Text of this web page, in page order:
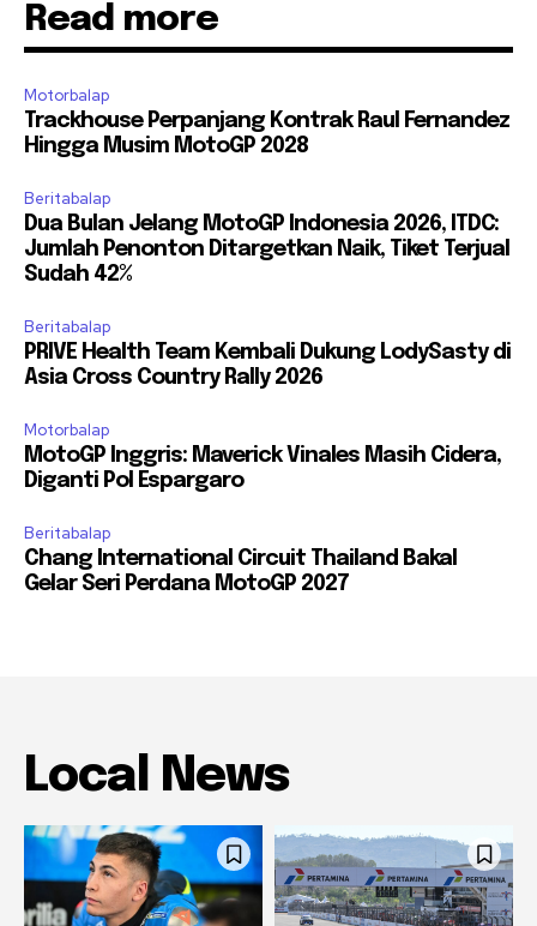
Read more
Motorbalap
Trackhouse Perpanjang Kontrak Raul Fernandez
Hingga Musim MotoGP 2028
Beritabalap
Dua Bulan Jelang MotoGP Indonesia 2026, ITDC:
Jumlah Penonton Ditargetkan Naik, Tiket Terjual
Sudah 42%
Beritabalap
PRIVE Health Team Kembali Dukung LodySasty di
Asia Cross Country Rally 2026
Motorbalap
MotoGP Inggris: Maverick Vinales Masih Cidera,
Diganti Pol Espargaro
Beritabalap
Chang International Circuit Thailand Bakal
Gelar Seri Perdana MotoGP 2027
Local News